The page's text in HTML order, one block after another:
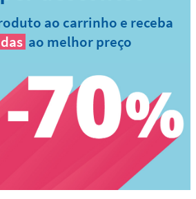
ao carrinho e receba
ao melhor preço